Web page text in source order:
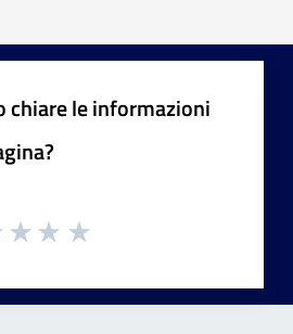
chiare le informazioni